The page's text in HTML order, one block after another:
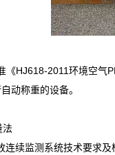
《HJ618-2011环境空气
动称重的设备。
法
连续监测系统技术要求及